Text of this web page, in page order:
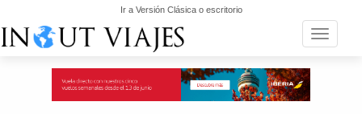
Ir a Versión Clásica o escritorio
Toggle